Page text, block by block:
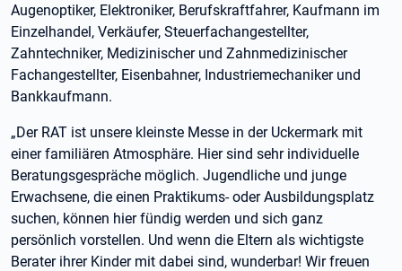
Augenoptiker, Elektroniker, Berufskraftfahrer, Kaufmann im
Einzelhandel, Verkäufer, Steuerfachangestellter,
Zahntechniker, Medizinischer und Zahnmedizinischer
Fachangestellter, Eisenbahner, Industriemechaniker und
Bankkaufmann.
„Der RAT ist unsere kleinste Messe in der Uckermark mit
einer familiären Atmosphäre. Hier sind sehr individuelle
Beratungsgespräche möglich. Jugendliche und junge
Erwachsene, die einen Praktikums- oder Ausbildungsplatz
suchen, können hier fündig werden und sich ganz
persönlich vorstellen. Und wenn die Eltern als wichtigste
Berater ihrer Kinder mit dabei sind, wunderbar! Wir freuen